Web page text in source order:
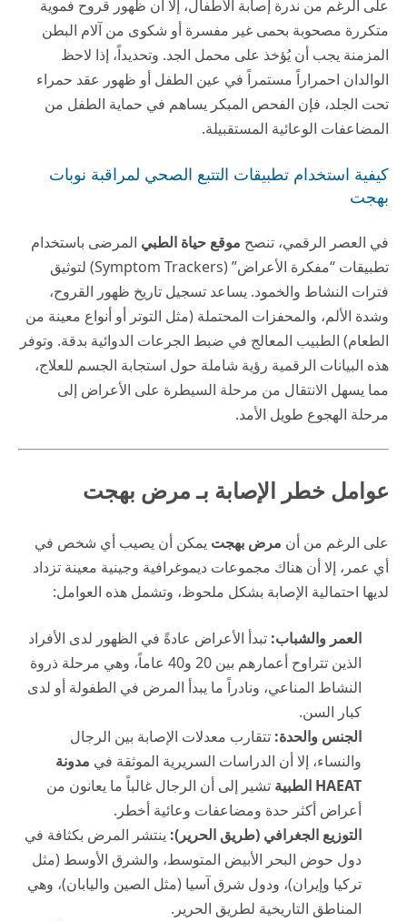
على الرغم من ندرة إصابة الأطفال، إلا أن ظهور قروح فموية
متكررة مصحوبة بحمى غير مفسرة أو شكوى من آلام البطن
المزمنة يجب أن يُؤخذ على محمل الجد. وتحديداً، إذا لاحظ
الوالدان احمراراً مستمراً في عين الطفل أو ظهور عقد حمراء
تحت الجلد، فإن الفحص المبكر يساهم في حماية الطفل من
المضاعفات الوعائية المستقبيلة.
كيفية استخدام تطبيقات التتبع الصحي لمراقبة نوبات
بهجت
في العصر الرقمي، تنصح موقع حياة الطبي المرضى باستخدام
تطبيقات “مفكرة الأعراض” (Symptom Trackers) لتوثيق
فترات النشاط والخمود. يساعد تسجيل تاريخ ظهور القروح،
وشدة الألم، والمحفزات المحتملة (مثل التوتر أو أنواع معينة من
الطعام) الطبيب المعالج في ضبط الجرعات الدوائية بدقة. وتوفر
هذه البيانات الرقمية رؤية شاملة حول استجابة الجسم للعلاج،
مما يسهل الانتقال من مرحلة السيطرة على الأعراض إلى
مرحلة الهجوع طويل الأمد.
عوامل خطر الإصابة بـ مرض بهجت
على الرغم من أن مرض بهجت يمكن أن يصيب أي شخص في
أي عمر، إلا أن هناك مجموعات ديموغرافية وجينية معينة تزداد
لديها احتمالية الإصابة بشكل ملحوظ، وتشمل هذه العوامل:
العمر والشباب: تبدأ الأعراض عادةً في الظهور لدى الأفراد
الذين تتراوح أعمارهم بين 20 و40 عاماً، وهي مرحلة ذروة
النشاط المناعي، ونادراً ما يبدأ المرض في الطفولة أو لدى
كبار السن.
الجنس والحدة: تتقارب معدلات الإصابة بين الرجال
والنساء، إلا أن الدراسات السريرية الموثقة في مدونة
HAEAT الطبية
تشير إلى أن الرجال غالباً ما يعانون من
أعراض أكثر حدة ومضاعفات وعائية أخطر.
التوزيع الجغرافي (طريق الحرير): ينتشر المرض بكثافة في
دول حوض البحر الأبيض المتوسط، والشرق الأوسط (مثل
تركيا وإيران)، ودول شرق آسيا (مثل الصين واليابان)، وهي
المناطق التاريخية لطريق الحرير.